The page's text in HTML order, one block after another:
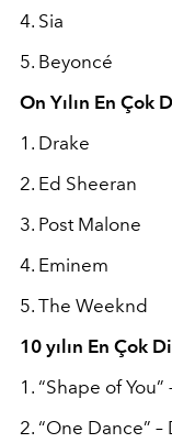
4. Sia
5. Beyoncé
On Yılın En Çok
1. Drake
2. Ed Sheeran
3. Post Malone
4. Eminem
5. The Weeknd
10 yılın En Çok
1. “Shape of
2. “One Dance” –